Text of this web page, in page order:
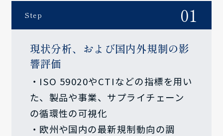
Step 01
現状分析、および国内外規制の影
響評価
・ISO 59020やCTIなどの指標を用い
た、製品や事業、サプライチェーン
の循環性の可視化
・欧州や国内の最新規制動向の調